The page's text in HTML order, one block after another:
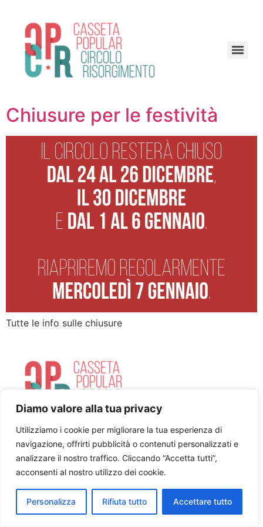
Diamo valore alla tua privacy
Utilizziamo i cookie per migliorare la tua esperienza di
navigazione, offrirti pubblicità o contenuti personalizzati e
analizzare il nostro traffico. Cliccando “Accetta tutti”,
acconsenti al nostro utilizzo dei cookie.
Personalizza Rifiuta tutto Accettare tutto
Chiusure per le festività
Tutte le info sulle chiusure
Cookie policy Privacy Policy
Facebook
Youtube
Tutti i diritti riservati